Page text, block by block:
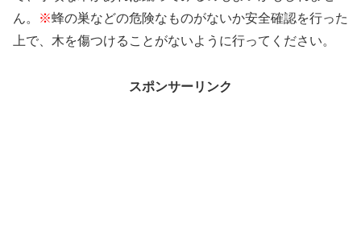
ん。
※蜂の巣などの危険なものがないか安全確認を行った
上で、木を傷つけることがないように行ってください。
スポンサーリンク